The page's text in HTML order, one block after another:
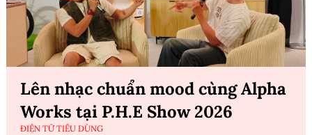
Lên nhạc chuẩn mood cùng Alpha
Works tại P.H.E Show 2026
ĐIỆN TỬ TIÊU DÙNG